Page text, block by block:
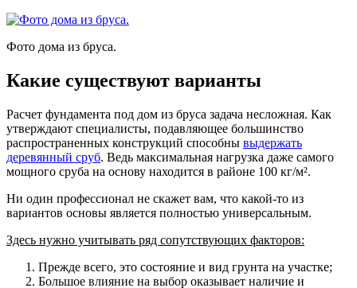
Фото дома из бруса.
Какие существуют варианты
Расчет фундамента под дом из бруса задача несложная. Как
утверждают специалисты, подавляющее большинство
распространенных конструкций способны выдержать
деревянный сруб. Ведь максимальная нагрузка даже самого
мощного сруба на основу находится в районе 100 кг/м².
Ни один профессионал не скажет вам, что какой-то из
вариантов основы является полностью универсальным.
Здесь нужно учитывать ряд сопутствующих факторов:
Прежде всего, это состояние и вид грунта на участке;
Большое влияние на выбор оказывает наличие и